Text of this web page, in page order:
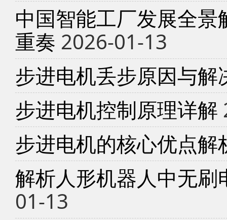
中国智能工厂发展全
重奏 2026-01-13
步进电机丢步原因与解
步进电机控制原理详解
步进电机的核心优点解
解析人形机器人中无
01-13